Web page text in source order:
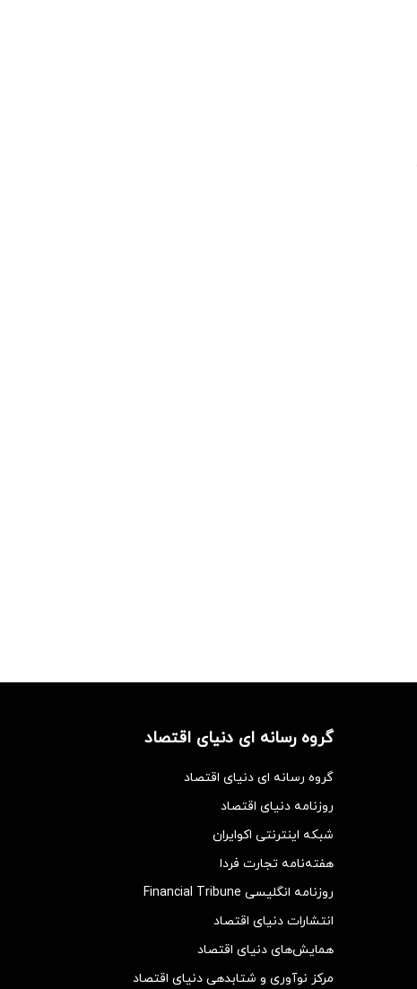
گروه رسانه ای دنیای اقتصاد
گروه رسانه ای دنیای اقتصاد
روزنامه دنیای اقتصاد
شبکه اینترنتی اکوایران
هفته‌نامه تجارت فردا
روزنامه انگلیسی Financial Tribune
انتشارات دنیای اقتصاد
همایش‌های دنیای اقتصاد
مرکز نوآوری و شتابدهی دنیای اقتصاد